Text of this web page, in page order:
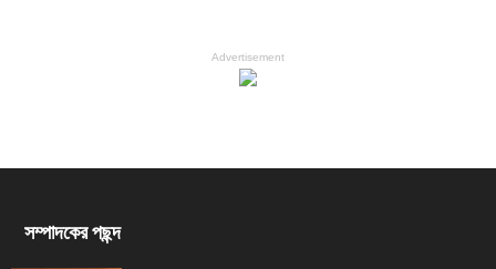
Advertisement
সম্পাদকের পছন্দ